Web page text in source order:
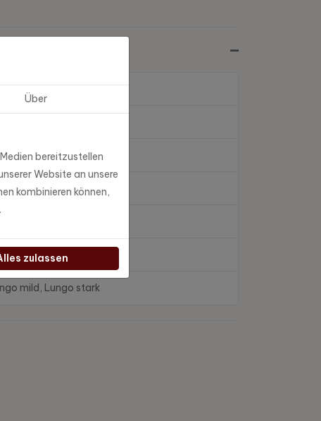
mild, Lungo stark
Über
bereitzustellen
Website an unsere
kombinieren können,
zulassen